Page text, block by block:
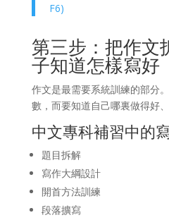
F6)
第三步：把作文
子知道怎樣寫好
作文是最需要系統訓練的部分
數，而要知道自己哪裏做得好、
中文專科補習中的
題目拆解
寫作大綱設計
開首方法訓練
段落擴寫